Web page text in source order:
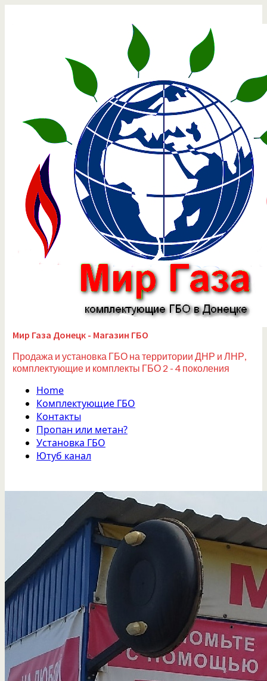
Мир Газа Донецк - Магазин ГБО
Продажа и установка ГБО на территории ДНР и ЛНР,
комплектующие и комплекты ГБО 2 - 4 поколения
Home
Комплектующие ГБО
Контакты
Пропан или метан?
Установка ГБО
Ютуб канал